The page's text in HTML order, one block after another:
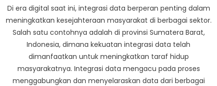
Sumatera
Barat
Di era digital saat ini, integrasi data berperan penting dalam
meningkatkan kesejahteraan masyarakat di berbagai sektor.
Salah satu contohnya adalah di provinsi Sumatera Barat,
Indonesia, dimana kekuatan integrasi data telah
dimanfaatkan untuk meningkatkan taraf hidup
masyarakatnya. Integrasi data mengacu pada proses
menggabungkan dan menyelaraskan data dari berbagai